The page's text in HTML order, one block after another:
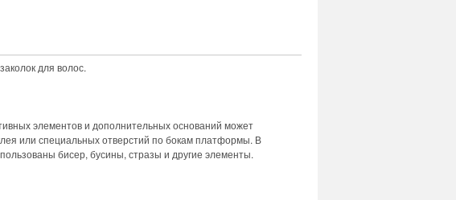
для волос.
элементов и дополнительных оснований может
или специальных отверстий по бокам платформы. В
бисер, бусины, стразы и другие элементы.